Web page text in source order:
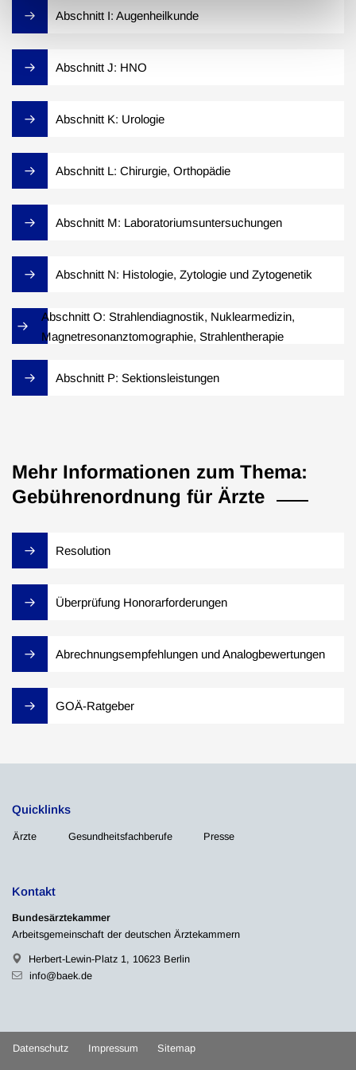
Abschnitt I: Augenheilkunde
Abschnitt J: HNO
Abschnitt K: Urologie
Abschnitt L: Chirurgie, Orthopädie
Abschnitt M: Laboratoriumsuntersuchungen
Abschnitt N: Histologie, Zytologie und Zytogenetik
Abschnitt O: Strahlendiagnostik, Nuklearmedizin,
Magnetresonanztomographie, Strahlentherapie
Abschnitt P: Sektionsleistungen
Mehr Informationen zum Thema:
Gebührenordnung für Ärzte
Resolution
Überprüfung Honorarforderungen
Abrechnungsempfehlungen und Analogbewertungen
GOÄ-Ratgeber
Quicklinks
Ärzte Gesundheitsfachberufe Presse
Kontakt
Bundesärztekammer
Arbeitsgemeinschaft der deutschen Ärztekammern
Herbert-Lewin-Platz 1, 10623 Berlin
info@baek.de
Datenschutz Impressum Sitemap